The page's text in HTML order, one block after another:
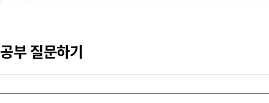
뉴
공부 질문하기